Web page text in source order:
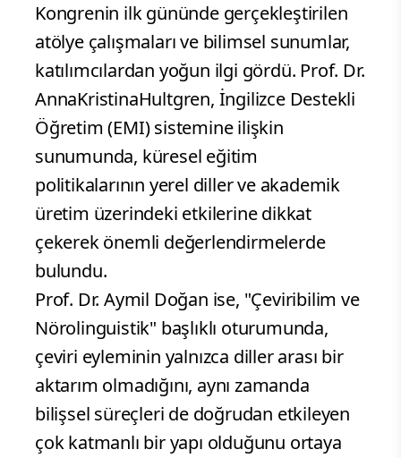
Kongrenin ilk gününde gerçekleştirilen
atölye çalışmaları ve bilimsel sunumlar,
katılımcılardan yoğun ilgi gördü. Prof. Dr.
AnnaKristinaHultgren, İngilizce Destekli
Öğretim (EMI) sistemine ilişkin
sunumunda, küresel eğitim
politikalarının yerel diller ve akademik
üretim üzerindeki etkilerine dikkat
çekerek önemli değerlendirmelerde
bulundu.
Prof. Dr. Aymil Doğan ise, "Çeviribilim ve
Nörolinguistik" başlıklı oturumunda,
çeviri eyleminin yalnızca diller arası bir
aktarım olmadığını, aynı zamanda
bilişsel süreçleri de doğrudan etkileyen
çok katmanlı bir yapı olduğunu ortaya